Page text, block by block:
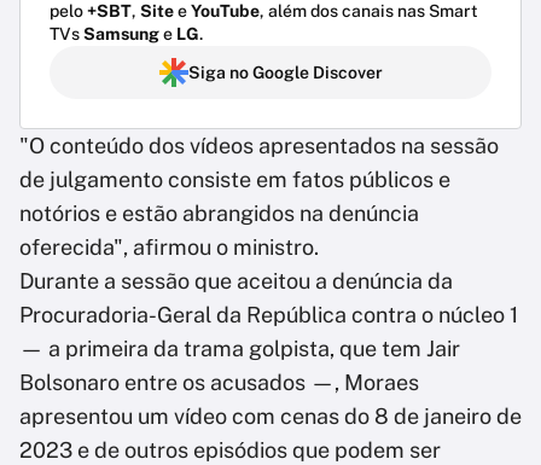
pelo+SBT, SiteeYouTube, além dos canais nas Smart
TVsSamsunge LG.
Siga no Google Discover
"O conteúdo dos vídeos apresentados na sessão
de julgamento consiste em fatos públicos e
notórios e estão abrangidos na denúncia
oferecida", afirmou o ministro.
Durante a sessão que aceitou a denúncia da
Procuradoria-Geral da República contra o núcleo 1
— a primeira da trama golpista, que tem Jair
Bolsonaro entre os acusados —, Moraes
apresentou um vídeo com cenas do 8 de janeiro de
2023 e de outros episódios que podem ser